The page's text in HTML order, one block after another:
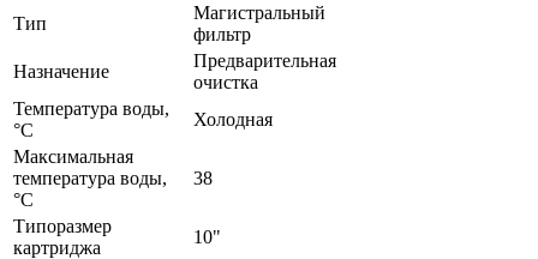
Тип
Магистральный
фильтр
Назначение
Предварительная
очистка
Температура воды,
°C
Холодная
Максимальная
температура воды,
°C
38
Типоразмер
картриджа
10"